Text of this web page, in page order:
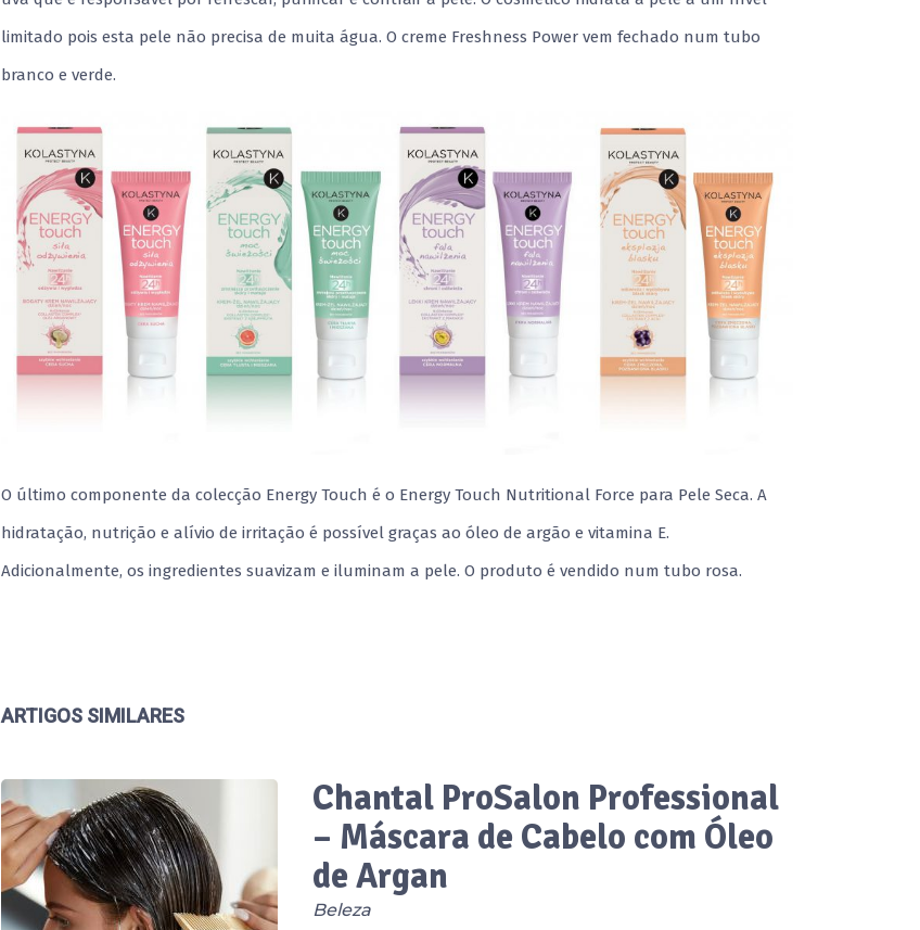
limitado pois esta pele não precisa de muita água. O creme Freshness Power vem fechado num tubo
branco e verde.
O último componente da colecção Energy Touch é o Energy Touch Nutritional Force para Pele Seca. A
hidratação, nutrição e alívio de irritação é possível graças ao óleo de argão e vitamina E.
Adicionalmente, os ingredientes suavizam e iluminam a pele. O produto é vendido num tubo rosa.
ARTIGOS SIMILARES
Chantal ProSalon Professional
– Máscara de Cabelo com Óleo
de Argan
Beleza